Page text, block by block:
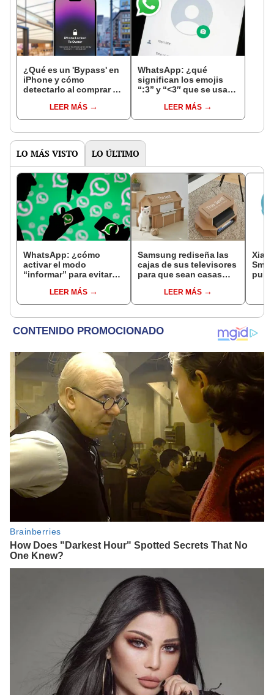
¿Qué es un 'Bypass' en
iPhone y cómo
detectarlo al comprar un
LEER MÁS
WhatsApp: ¿qué
significan los emojis
“:3” y “<3″ que se usan
LEER MÁS
LO MÁS VISTO LO ÚLTIMO
WhatsApp: ¿cómo
activar el modo
“informar” para evitar
chats grupales?
LEER MÁS
Samsung rediseña las
cajas de sus televisores
para que sean casas
LEER MÁS